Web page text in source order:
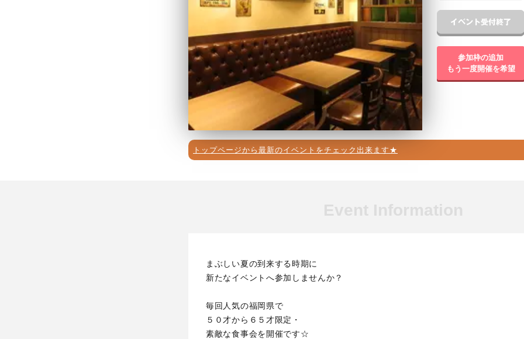
参加枠の追加
もう一度開催を希望
トップページから最新のイベントをチェック出来ます★
まぶしい夏の到来する時期に
新たなイベントへ参加しませんか？
毎回人気の福岡県で
５０才から６５才限定・
素敵な食事会を開催です☆